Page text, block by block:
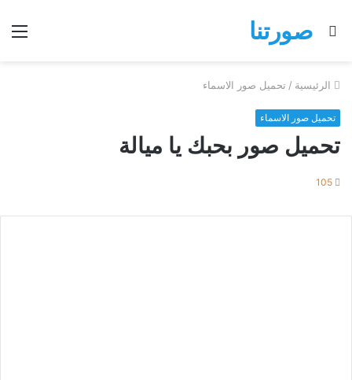
صورتنا
بحث
الرئيسية / تحميل صور الاسماء
تحميل صور الاسماء
تحميل صور بحبك يا ميالة
105